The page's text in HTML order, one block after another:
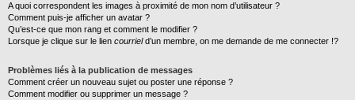
A quoi correspondent les images à proximité de mon nom d’utilisateur ?
Comment puis-je afficher un avatar ?
Qu’est-ce que mon rang et comment le modifier ?
Lorsque je clique sur le lien courrield’un membre, on me demande de me connecter !?
Problèmes liés à la publication de messages
Comment créer un nouveau sujet ou poster une réponse ?
Comment modifier ou supprimer un message ?